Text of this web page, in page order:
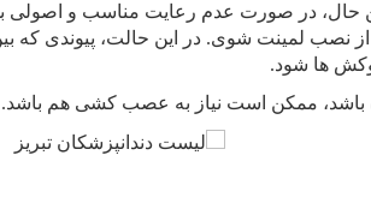
این حال، در صورت عدم رعایت مناسب و
نصب لمینت شوی. در این حالت، پیوندی که
ها شود.
ممکن است نیاز به عصب کشی هم باشد.